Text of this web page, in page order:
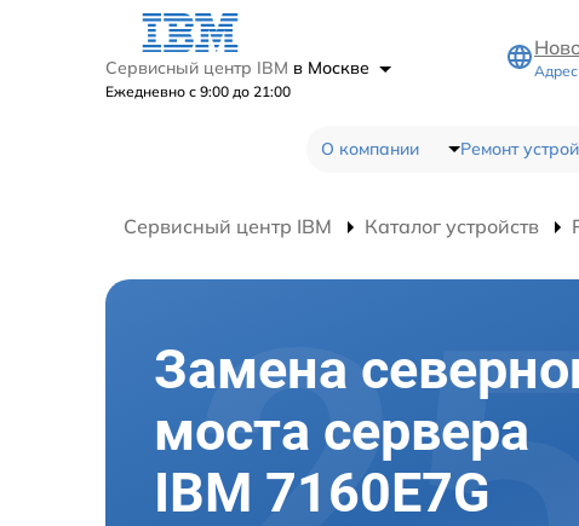
Сервисный центр IBM в Москве
Ежедневно с 9:00 до 21:00
Адрес
О компании Ремонт
Сервисный центр IBM Каталог устройств
Замена
моста сервера
IBM 7160E7G